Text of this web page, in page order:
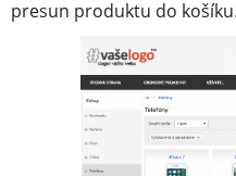
presun produktu do košíku.